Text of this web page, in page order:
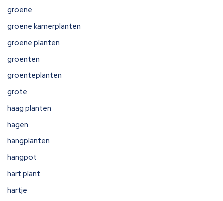
groene
groene kamerplanten
groene planten
groenten
groenteplanten
grote
haag planten
hagen
hangplanten
hangpot
hart plant
hartje